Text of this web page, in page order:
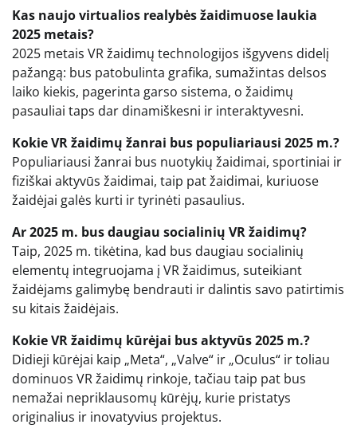
Kas naujo virtualios realybės žaidimuose laukia
2025 metais?
2025 metais VR žaidimų technologijos išgyvens didelį
pažangą: bus patobulinta grafika, sumažintas delsos
laiko kiekis, pagerinta garso sistema, o žaidimų
pasauliai taps dar dinamiškesni ir interaktyvesni.
Kokie VR žaidimų žanrai bus populiariausi 2025 m.?
Populiariausi žanrai bus nuotykių žaidimai, sportiniai ir
fiziškai aktyvūs žaidimai, taip pat žaidimai, kuriuose
žaidėjai galės kurti ir tyrinėti pasaulius.
Ar 2025 m. bus daugiau socialinių VR žaidimų?
Taip, 2025 m. tikėtina, kad bus daugiau socialinių
elementų integruojama į VR žaidimus, suteikiant
žaidėjams galimybę bendrauti ir dalintis savo patirtimis
su kitais žaidėjais.
Kokie VR žaidimų kūrėjai bus aktyvūs 2025 m.?
Didieji kūrėjai kaip „Meta“, „Valve“ ir „Oculus“ ir toliau
dominuos VR žaidimų rinkoje, tačiau taip pat bus
nemažai nepriklausomų kūrėjų, kurie pristatys
originalius ir inovatyvius projektus.